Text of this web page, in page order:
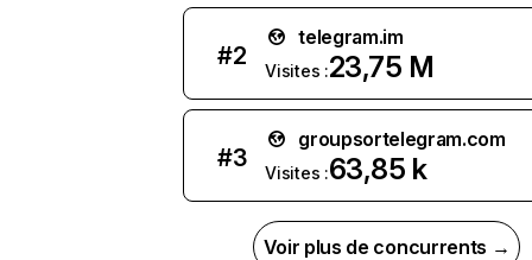
#2
telegram.im
Visites :23,75 M
#3
groupsortelegram.com
Visites :63,85 k
Voir plus de concurrents →